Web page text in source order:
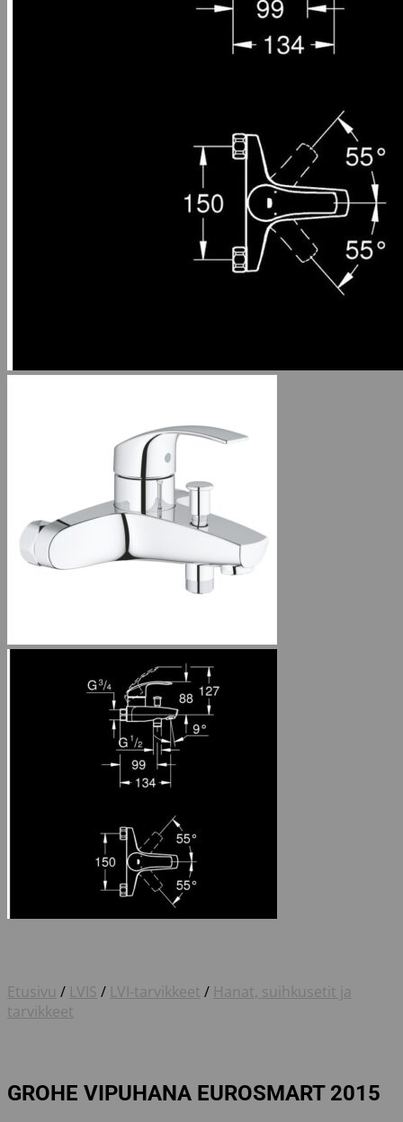
Etusivu / LVIS / LVI-tarvikkeet / Hanat, suihkusetit ja
tarvikkeet
GROHE VIPUHANA EUROSMART 2015